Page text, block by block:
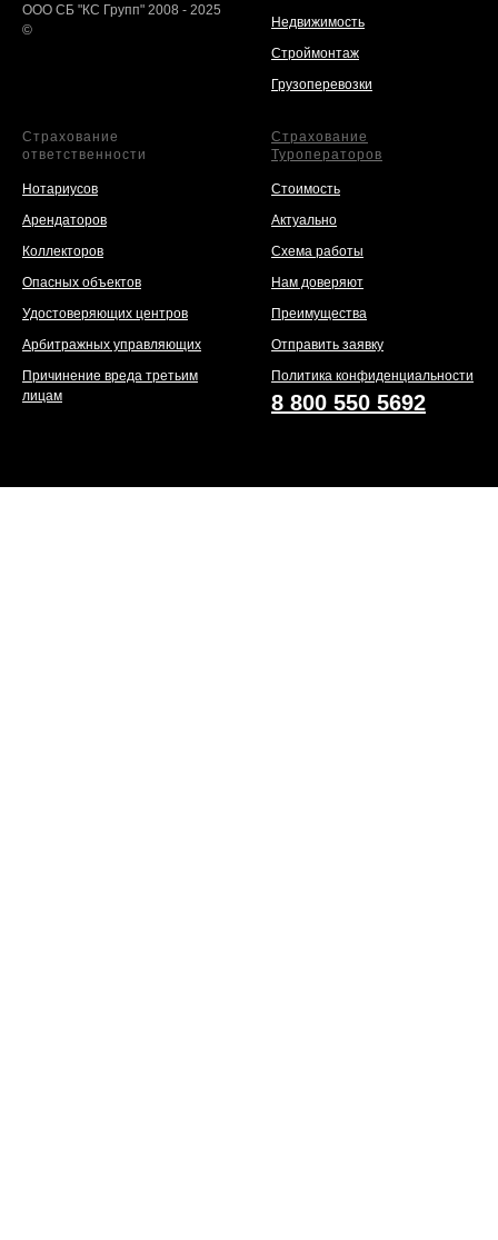
ООО СБ "КС Групп" 2008 - 2025
©
Недвижимость
Строймонтаж
Грузоперевозки
Страхование
ответственности
Нотариусов
Арендаторов
Коллекторов
Опасных объектов
Удостоверяющих центров
Арбитражных управляющих
Причинение вреда третьим
лицам
Страхование
Туроператоров
Стоимость
Актуально
Схема работы
Нам доверяют
Преимущества
Отправить заявку
Политика конфиденциальности
8 800 550 5692